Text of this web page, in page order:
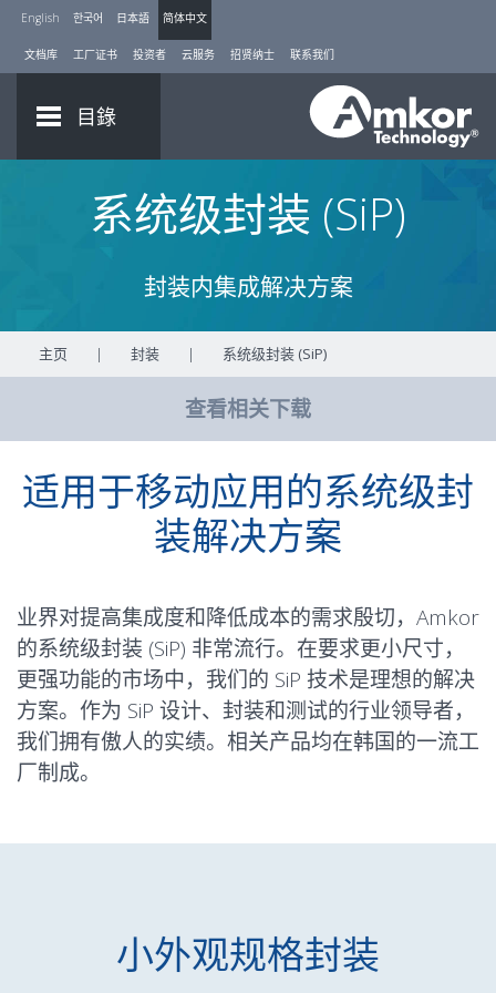
English 한국어 日本語 简体中文
文档库 工厂证书 投资者 云服务 招贤纳士 联系我们
目錄
系统级封装 (SiP)
封装内集成解决方案
主页 | 封装 | 系统级封装 (SiP)
查看相关下载
适用于移动应用的系统级封
装解决方案
业界对提高集成度和降低成本的需求殷切，Amkor
的系统级封装 (SiP) 非常流行。在要求更小尺寸，
更强功能的市场中，我们的 SiP 技术是理想的解决
方案。作为 SiP 设计、封装和测试的行业领导者，
我们拥有傲人的实绩。相关产品均在韩国的一流工
厂制成。
小外观规格封装